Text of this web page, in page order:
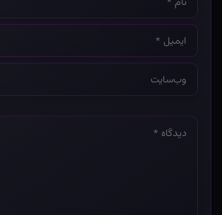
*
ایمیل
*
وب‌سایت
*
دیدگاه